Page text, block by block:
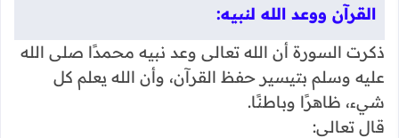
القرآن ووعد الله لنبيه:
ذكرت السورة أن الله تعالى وعد نبيه محمدًا صلى الله
عليه وسلم بتيسير حفظ القرآن، وأن الله يعلم كل
شيء، ظاهرًا وباطنًا.
قال تعالى: